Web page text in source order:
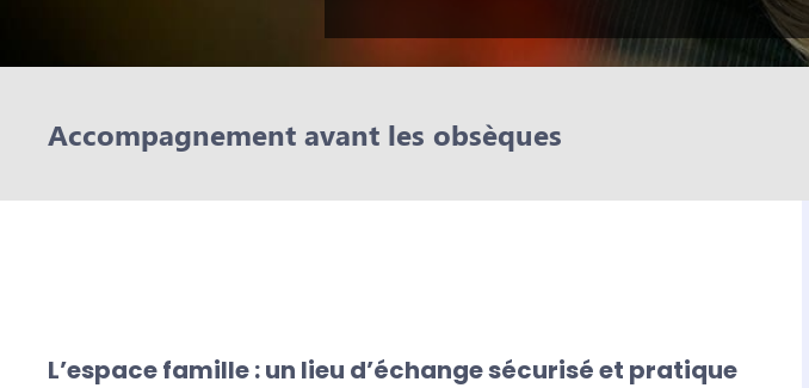
Accompagnement avant les obsèques
L’espace famille : un lieu d’échange sécurisé et pratique